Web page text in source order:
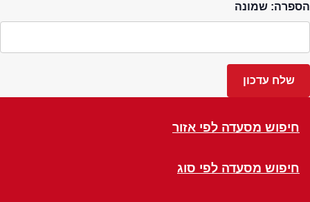
הספרה: שמונה
חיפוש מסעדה לפי אזור
חיפוש מסעדה לפי סוג